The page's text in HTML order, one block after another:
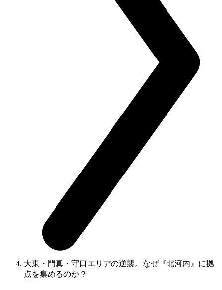
大東・門真・守口エリアの逆襲。なぜ『北河内』に拠
点を集めるのか？